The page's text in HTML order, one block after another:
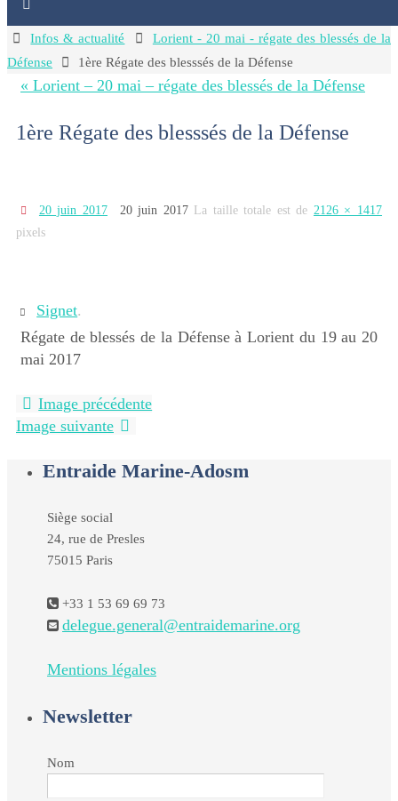
HomeInfos & actualité
Lorient - 20 mai - régate des blessés de la
Défense
1ère Régate des blesssés de la Défense
« Lorient – 20 mai – régate des blessés de la Défense
1ère Régate des blesssés de la Défense
20 juin 2017 20 juin 2017 La taille totale est de 2126 × 1417
pixels
Signet.
Régate de blessés de la Défense à Lorient du 19 au 20
mai 2017
Image précédente
Image suivante
Entraide Marine-Adosm
Siège social
24, rue de Presles
75015 Paris
+33 1 53 69 69 73
delegue.general@entraidemarine.org
Mentions légales
Newsletter
Nom